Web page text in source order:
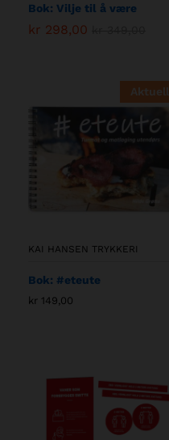
Bok: Vilje til å være
kr 298,00
Aktuell
KAI HANSEN TRYKKERI
Bok: #eteute
kr 149,00